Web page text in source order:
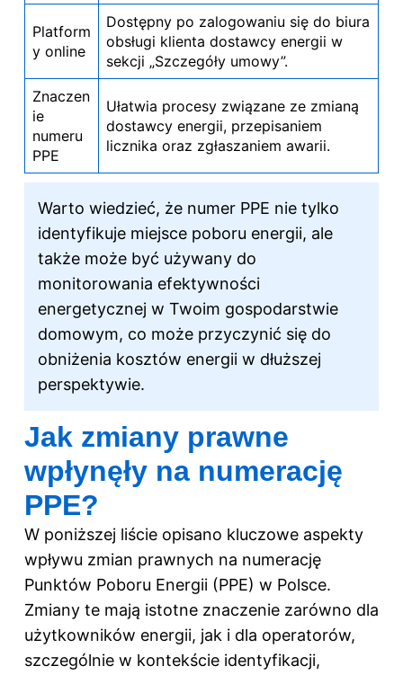
Platform
y online
Dostępny po zalogowaniu się do biura
obsługi klienta dostawcy energii w
sekcji „Szczegóły umowy”.
Znaczen
ie
numeru
PPE
Ułatwia procesy związane ze zmianą
dostawcy energii, przepisaniem
licznika oraz zgłaszaniem awarii.
Warto wiedzieć, że numer PPE nie tylko
identyfikuje miejsce poboru energii, ale
także może być używany do
monitorowania efektywności
energetycznej w Twoim gospodarstwie
domowym, co może przyczynić się do
obniżenia kosztów energii w dłuższej
perspektywie.
Jak zmiany prawne
wpłynęły na numerację
PPE?
W poniższej liście opisano kluczowe aspekty
wpływu zmian prawnych na numerację
Punktów Poboru Energii (PPE) w Polsce.
Zmiany te mają istotne znaczenie zarówno dla
użytkowników energii, jak i dla operatorów,
szczególnie w kontekście identyfikacji,